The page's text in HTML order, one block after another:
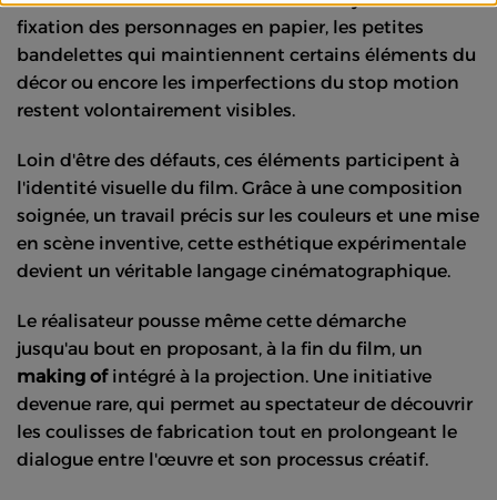
fixation des personnages en papier, les petites
bandelettes qui maintiennent certains éléments du
décor ou encore les imperfections du stop motion
restent volontairement visibles.
Loin d'être des défauts, ces éléments participent à
l'identité visuelle du film. Grâce à une composition
soignée, un travail précis sur les couleurs et une mise
en scène inventive, cette esthétique expérimentale
devient un véritable langage cinématographique.
Le réalisateur pousse même cette démarche
jusqu'au bout en proposant, à la fin du film, un
making ofintégré à la projection. Une initiative
devenue rare, qui permet au spectateur de découvrir
les coulisses de fabrication tout en prolongeant le
dialogue entre l'œuvre et son processus créatif.